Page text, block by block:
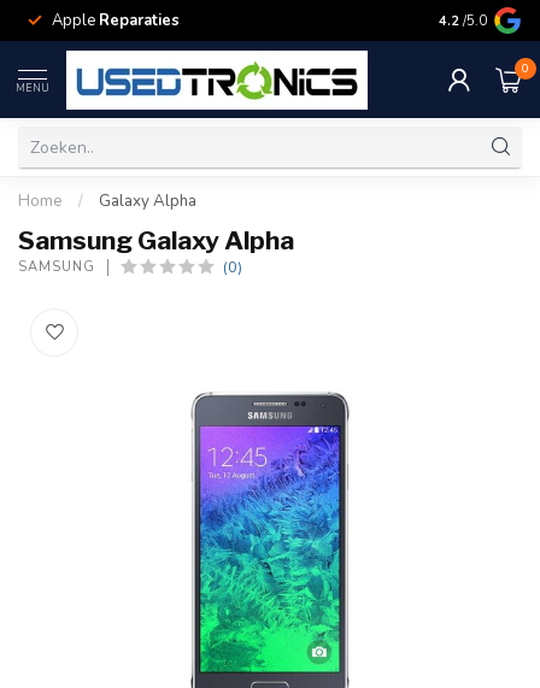
Apple Reparaties Samsung
4.2 /5.0
MENU
0
Home / Galaxy Alpha
Samsung Galaxy Alpha
SAMSUNG (0)